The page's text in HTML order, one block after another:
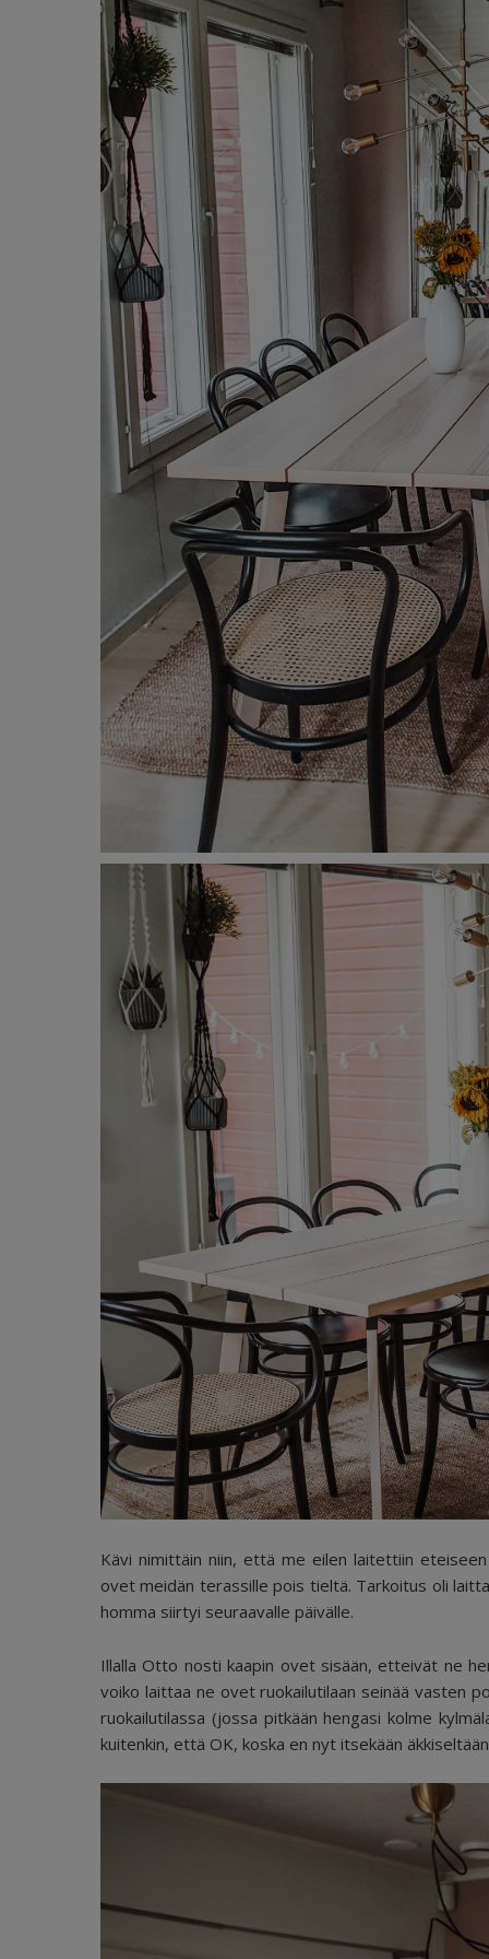
Kävi nimittäin niin, että me eilen laitettiin
ovet meidän terassille pois tieltä. Tarkoitus oli
homma siirtyi seuraavalle päivälle.
Illalla Otto nosti kaapin ovet sisään, etteivät ne
voiko laittaa ne ovet ruokailutilaan seinää vasten
ruokailutilassa (jossa pitkään hengasi kolme
kuitenkin, että OK, koska en nyt itsekään